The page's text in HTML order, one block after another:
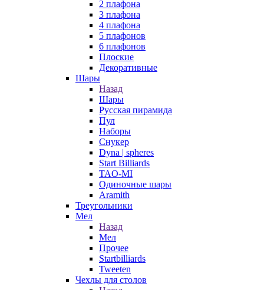
2 плафона
3 плафона
4 плафона
5 плафонов
6 плафонов
Плоские
Декоративные
Шары
Назад
Шары
Русская пирамида
Пул
Наборы
Снукер
Dyna | spheres
Start Billiards
TAO-MI
Одиночные шары
Aramith
Треугольники
Мел
Назад
Мел
Прочее
Startbilliards
Tweeten
Чехлы для столов